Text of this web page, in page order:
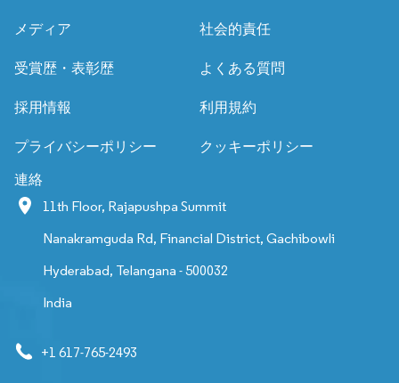
メディア 社会的責任
受賞歴・表彰歴 よくある質問
採用情報 利用規約
プライバシーポリシー クッキーポリシー
連絡
11th Floor, Rajapushpa Summit
Nanakramguda Rd, Financial District, Gachibowli
Hyderabad, Telangana - 500032
India
+1 617-765-2493